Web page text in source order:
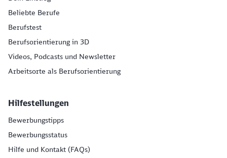
Beliebte Berufe
Berufstest
Berufsorientierung in 3D
Videos, Podcasts und Newsletter
Arbeitsorte als Berufsorientierung
Hilfestellungen
Bewerbungstipps
Bewerbungsstatus
Hilfe und Kontakt (FAQs)